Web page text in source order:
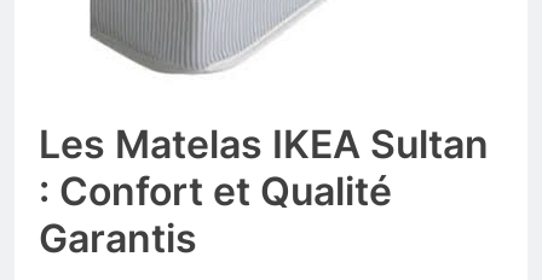
Les Matelas IKEA Sultan
: Confort et Qualité
Garantis